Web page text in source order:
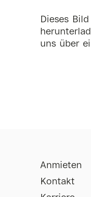
Dieses
uns über
Anmieten
Kontakt